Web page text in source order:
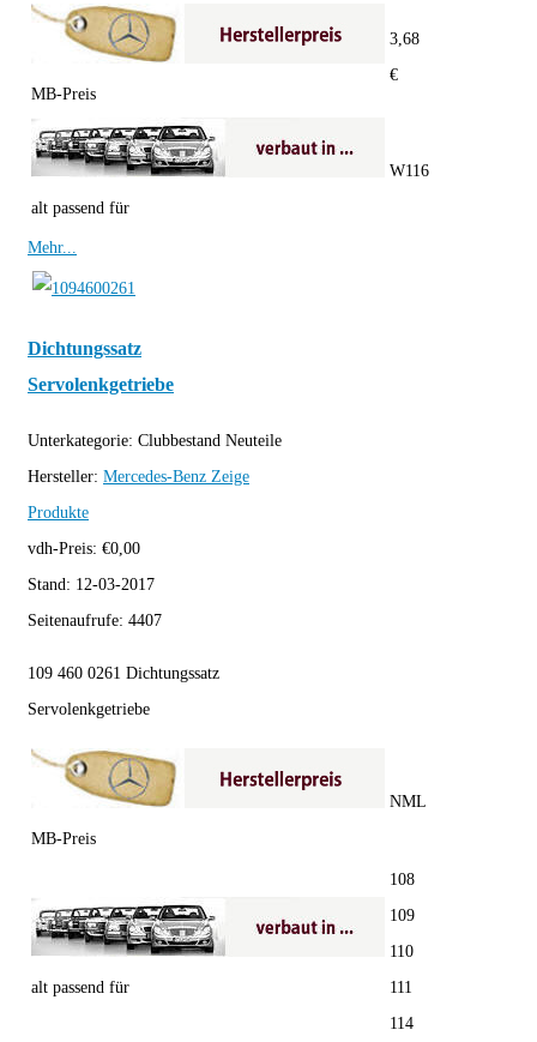
MB-Preis
3,68
€
alt passend für
W116
Mehr...
Dichtungssatz
Servolenkgetriebe
Unterkategorie: Clubbestand Neuteile
Hersteller: Mercedes-Benz Zeige
Produkte
vdh-Preis: €0,00
Stand: 12-03-2017
Seitenaufrufe: 4407
109 460 0261 Dichtungssatz
Servolenkgetriebe
MB-Preis
NML
alt passend für
108
109
110
111
114